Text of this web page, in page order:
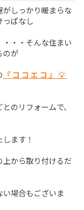
しっかり暖まらな
っぱなし
・・そんな住まい
のが
『ココエコ』💡
のリフォームで、
ます！
上から取り付けるだ
場合もございま